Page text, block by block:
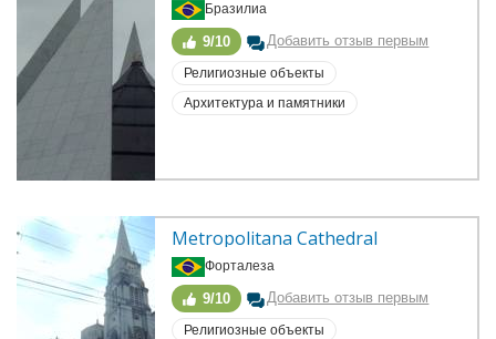
Бразилиа
9/10 Добавить отзыв первым
Религиозные объекты
Архитектура и памятники
Metropolitana Cathedral
Форталеза
9/10 Добавить отзыв первым
Религиозные объекты